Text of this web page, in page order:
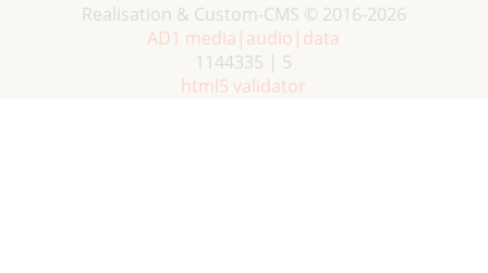
Realisation & Custom-CMS © 2016-2026
AD1 media|audio|data
1144335 | 5
html5 validator